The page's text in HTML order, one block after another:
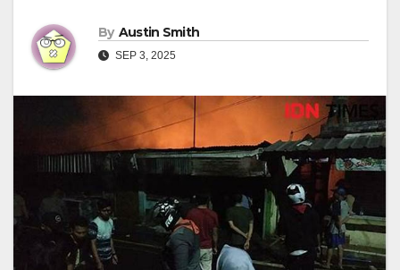
By Austin Smith
SEP 3, 2025